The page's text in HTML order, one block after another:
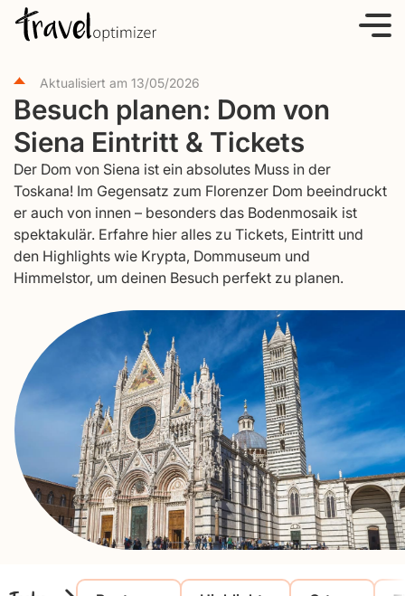
Aktualisiert am 13/05/2026
Besuch planen: Dom von
Siena Eintritt & Tickets
Der Dom von Siena ist ein absolutes Muss in der
Toskana! Im Gegensatz zum Florenzer Dom beeindruckt
er auch von innen – besonders das Bodenmosaik ist
spektakulär. Erfahre hier alles zu Tickets, Eintritt und
den Highlights wie Krypta, Dommuseum und
Himmelstor, um deinen Besuch perfekt zu planen.